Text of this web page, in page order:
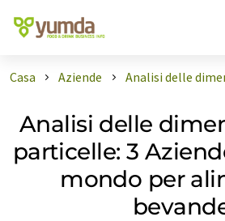
Casa Aziende Analisi delle
Analisi delle
particelle: 3
mondo per